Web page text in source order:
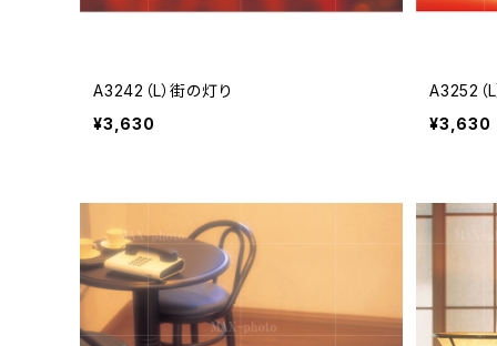
A3242（L）街の灯り
¥3,630
A3252（L
¥3,630